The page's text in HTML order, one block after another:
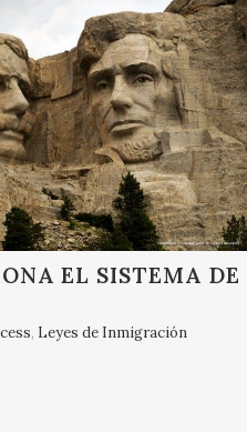
EL SISTEMA DE
, Leyes de Inmigración